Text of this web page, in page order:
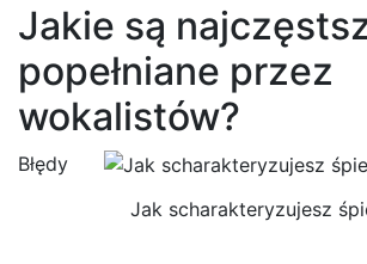
Jakie są
popełniane przez
wokalistów?
Jak scharakteryzujesz
Błędy